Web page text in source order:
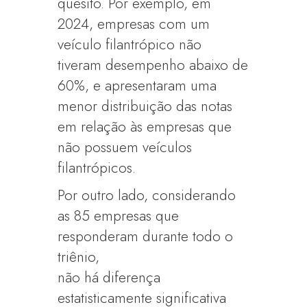
2024, empresas com um
veículo filantrópico não
tiveram desempenho abaixo de
60%, e apresentaram uma
menor distribuição das notas
em relação às empresas que
não possuem veículos
filantrópicos.
Por outro lado, considerando
as 85 empresas que
responderam durante todo o
triênio,
não há diferença
estatisticamente significativa